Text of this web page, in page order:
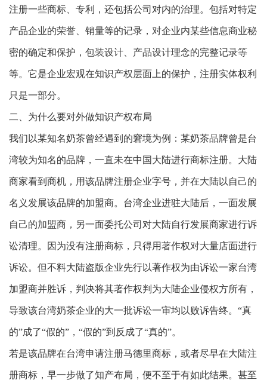
注册一些商标、专利，还包括公司对内的治理。包括对特定
产品企业的荣誉、销量等的记录，对企业内某些信息商业秘
密的确定和保护，包装设计、产品设计理念的完整记录等
等。它是企业宏观在知识产权层面上的保护，注册实体权利
只是一部分。
二、为什么要对外做知识产权布局
我们以某知名奶茶曾经遇到的窘境为例：某奶茶品牌曾是台
湾较为知名的品牌，一直未在中国大陆进行商标注册。大陆
商家看到商机，用该品牌注册企业字号，并在大陆以自己的
名义发展该品牌的加盟商。台湾企业进驻大陆后，一面发展
自己的加盟商，另一面委托公司对大陆自行发展商家进行诉
讼清理。因为没有注册商标，只得用著作权对大量店面进行
诉讼。但不料大陆盗版企业先行以著作权为由诉讼一家台湾
加盟商并胜诉，判决将其著作权判为大陆企业侵权方所有，
导致该台湾奶茶企业的大一批诉讼一审均以败诉告终。“真
的”成了“假的”，“假的”到反成了“真的”。
若是该品牌在台湾申请注册马德里商标，或者尽早在大陆注
册商标，早一步做了知产布局，便不至于有如此结果。甚至